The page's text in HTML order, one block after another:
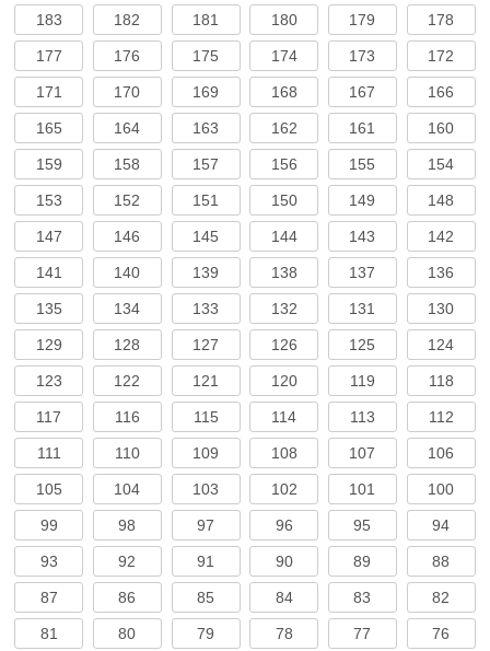
183 182 181 180 179 178
177 176 175 174 173 172
171 170 169 168 167 166
165 164 163 162 161 160
159 158 157 156 155 154
153 152 151 150 149 148
147 146 145 144 143 142
141 140 139 138 137 136
135 134 133 132 131 130
129 128 127 126 125 124
123 122 121 120 119 118
117 116 115 114 113 112
111 110 109 108 107 106
105 104 103 102 101 100
99 98 97 96 95 94
93 92 91 90 89 88
87 86 85 84 83 82
81 80 79 78 77 76